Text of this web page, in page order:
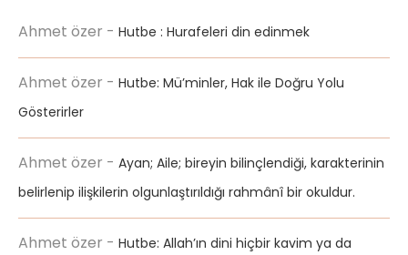
Ahmet özer - Hutbe : Hurafeleri din edinmek
Ahmet özer - Hutbe: Mü’minler, Hak ile Doğru Yolu
Gösterirler
Ahmet özer - Ayan; Aile; bireyin bilinçlendiği, karakterinin
belirlenip ilişkilerin olgunlaştırıldığı rahmânî bir okuldur.
Ahmet özer - Hutbe: Allah’ın dini hiçbir kavim ya da